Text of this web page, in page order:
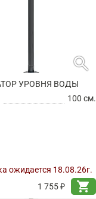
search
УРОВНЯ ВОДЫ
100 см.
ожидается 18.08.26г.
1 755 ₽
shopping_cart